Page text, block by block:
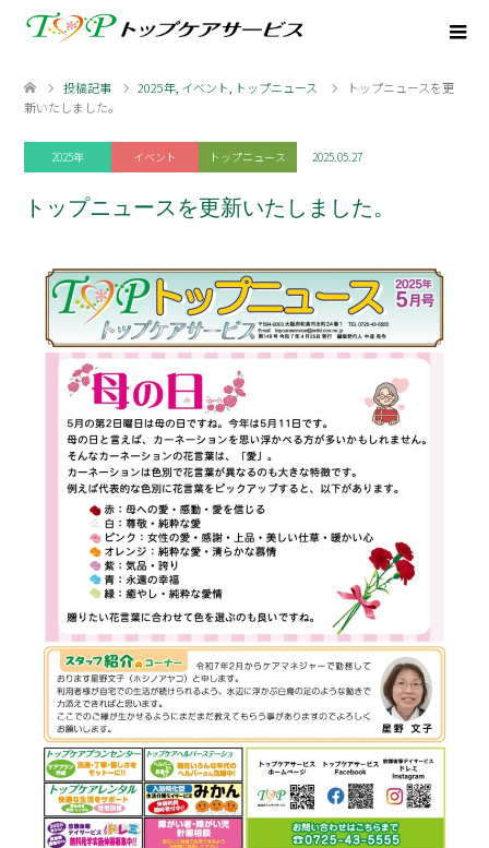
投稿記事 2025年 イベント トップニュース
トップニュースを更
新いたしました。
2025年 イベント トップニュース 2025.05.27
トップニュースを更新いたしました。